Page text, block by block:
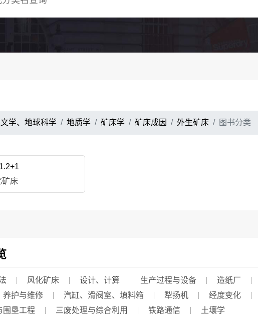
学、地球科学 地质学 矿床学 矿床成因 外生矿床 图书分类
矿床
风化矿床 设计、计算 生产过程与设备 造纸厂
养护与维修 汽缸、滑阀室、填料箱 犁扬机 经度变化
围垦工程 三废处理与综合利用 铁路通信 土壤学